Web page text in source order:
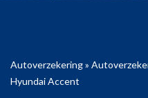
Autoverzekering»
Hyundai Accent